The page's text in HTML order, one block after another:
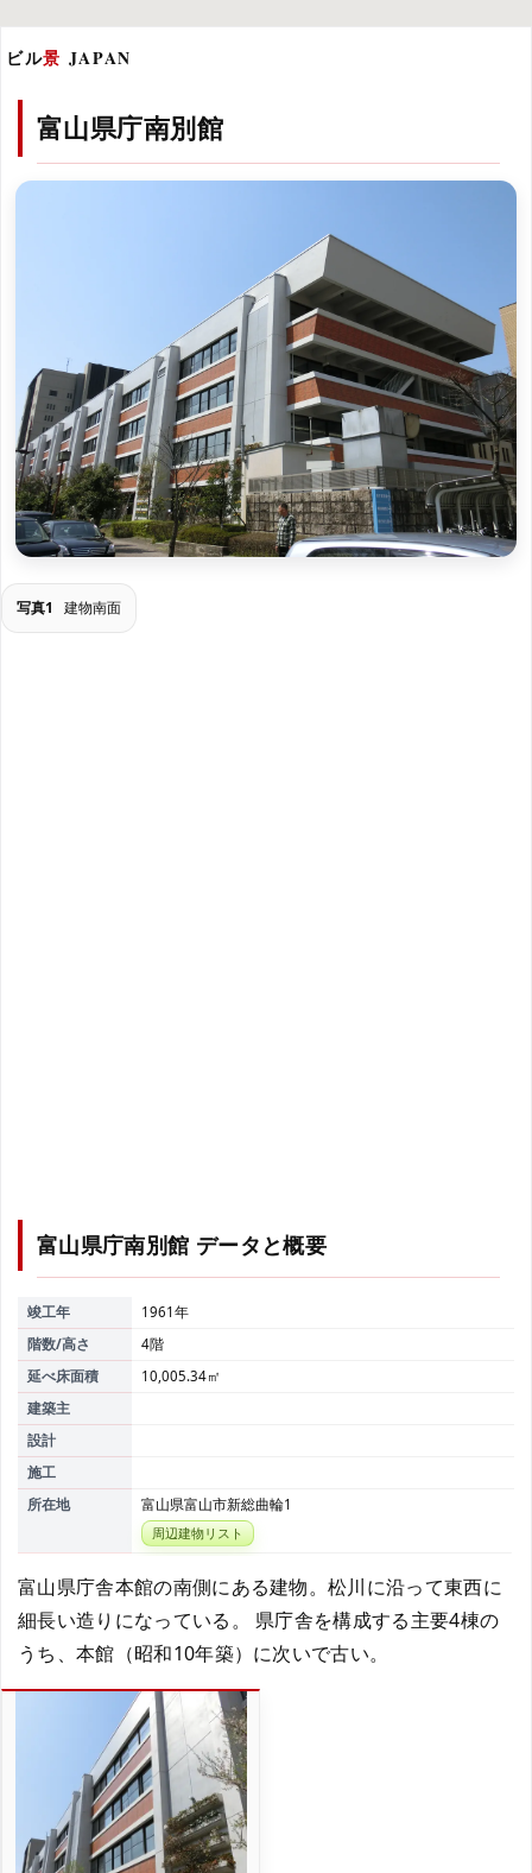
ビル景 JAPAN
富山県庁南別館
写真1 建物南面
富山県庁南別館 データと概要
竣工年
1961年
階数/高さ
4階
延べ床面積
10,005.34㎡
建築主
設計
施工
所在地
富山県富山市新総曲輪1
周辺建物リスト
富山県庁舎本館の南側にある建物。松川に沿って東西に
細長い造りになっている。 県庁舎を構成する主要4棟の
うち、本館（昭和10年築）に次いで古い。